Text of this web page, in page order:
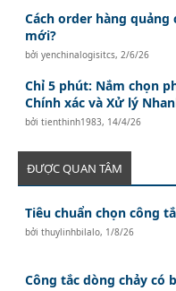
Cách order hàng
mới?
bởiyenchinalogisitcs, 2/6/26
Chỉ 5 phút: Nắm chọn
Chính xác và Xử lý
bởitienthinh1983, 14/4/26
ĐƯỢC QUAN TÂM
Tiêu chuẩn chọn công
bởithuylinhbilalo, 1/8/26
Công tắc dòng chảy có